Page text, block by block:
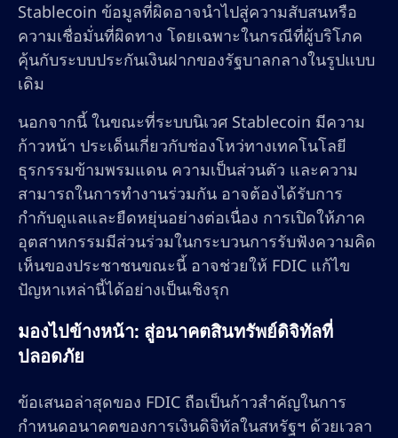
Stablecoin ข้อมูลที่ผิดอาจนำไปสู่ความสับสนหรือ
ความเชื่อมั่นที่ผิดทาง โดยเฉพาะในกรณีที่ผู้บริโภค
คุ้นกับระบบประกันเงินฝากของรัฐบาลกลางในรูปแบบ
เดิม
นอกจากนี้ ในขณะที่ระบบนิเวศ Stablecoin มีความ
ก้าวหน้า ประเด็นเกี่ยวกับช่องโหว่ทางเทคโนโลยี
ธุรกรรมข้ามพรมแดน ความเป็นส่วนตัว และความ
สามารถในการทำงานร่วมกัน อาจต้องได้รับการ
กำกับดูแลและยืดหยุ่นอย่างต่อเนื่อง การเปิดให้ภาค
อุตสาหกรรมมีส่วนร่วมในกระบวนการรับฟังความคิด
เห็นของประชาชนขณะนี้ อาจช่วยให้ FDIC แก้ไข
ปัญหาเหล่านี้ได้อย่างเป็นเชิงรุก
มองไปข้างหน้า: สู่อนาคตสินทรัพย์ดิจิทัลที่
ปลอดภัย
ข้อเสนอล่าสุดของ FDIC ถือเป็นก้าวสำคัญในการ
กำหนดอนาคตของการเงินดิจิทัลในสหรัฐฯ ด้วยเวลา